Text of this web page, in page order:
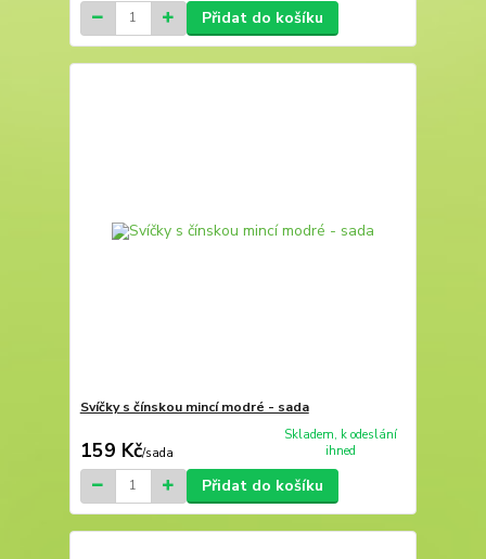
Přidat do košíku
Svíčky s čínskou mincí modré - sada
159 Kč/sada
Skladem, k odeslání
ihned
Přidat do košíku